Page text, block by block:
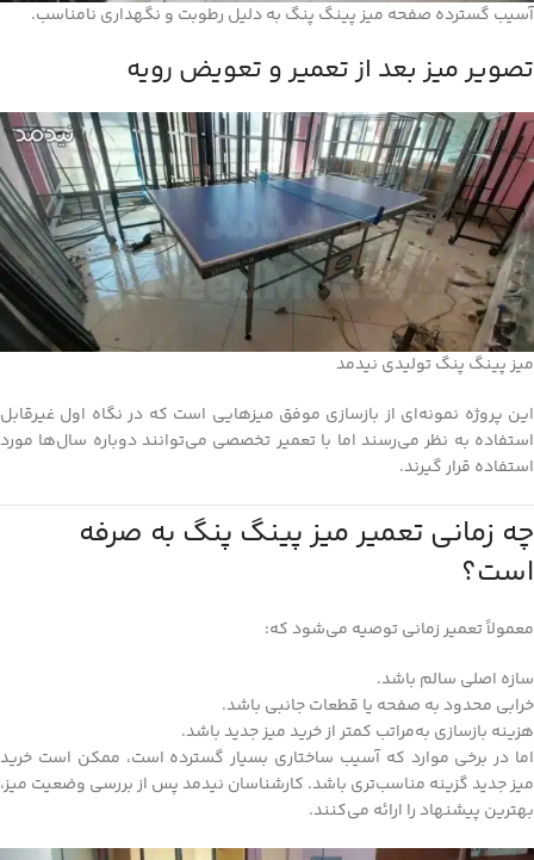
آسیب گسترده صفحه میز پینگ پنگ به دلیل رطوبت و نگهداری نامناسب.
تصویر میز بعد از تعمیر و تعویض رویه
میز پینگ پنگ تولیدی نیدمد
این پروژه نمونه‌ای از بازسازی موفق میزهایی است که در نگاه اول غیرقابل
استفاده به نظر می‌رسند اما با تعمیر تخصصی می‌توانند دوباره سال‌ها مورد
استفاده قرار گیرند.
چه زمانی تعمیر میز پینگ پنگ به صرفه
است؟
معمولاً تعمیر زمانی توصیه می‌شود که:
سازه اصلی سالم باشد.
خرابی محدود به صفحه یا قطعات جانبی باشد.
هزینه بازسازی به‌مراتب کمتر از خرید میز جدید باشد.
اما در برخی موارد که آسیب ساختاری بسیار گسترده است، ممکن است خرید
میز جدید گزینه مناسب‌تری باشد. کارشناسان نیدمد پس از بررسی وضعیت میز،
بهترین پیشنهاد را ارائه می‌کنند.